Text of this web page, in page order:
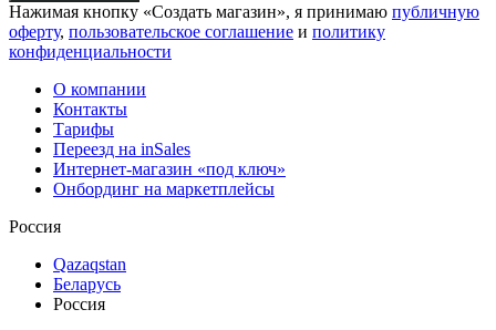
Нажимая кнопку «Создать магазин», я принимаю публичную
оферту, пользовательское соглашение и политику
конфиденциальности
О компании
Контакты
Тарифы
Переезд на inSales
Интернет-магазин «под ключ»
Онбординг на маркетплейсы
Россия
Qazaqstan
Беларусь
Россия